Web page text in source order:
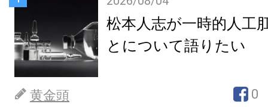
松本人志が一時的人工
とについて語りたい
黄金頭 0